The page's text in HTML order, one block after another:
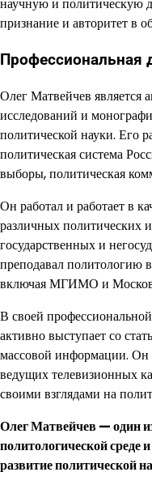
признание и авторитет в
Профессиональная
Олег Матвейчев является
исследований и
политической науки. Его
политическая система
выборы, политическая
Он работал и работает в
различных политических
государственных и
преподавал политологию
включая МГИМО и
В своей
активно выступает со
массовой информации. Он
ведущих телевизионных
своими взглядами на
Олег Матвейчев — один
политологической среде
развитие политической